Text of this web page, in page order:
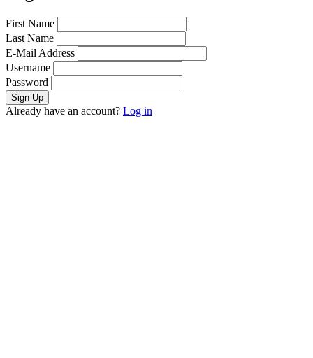
First Name
Last Name
E-Mail Address
Username
Password
Already have an account? Log in